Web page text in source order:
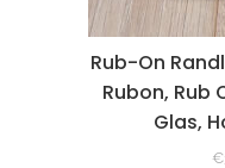
Rub-On
Rubon, Rub
Glas,
€